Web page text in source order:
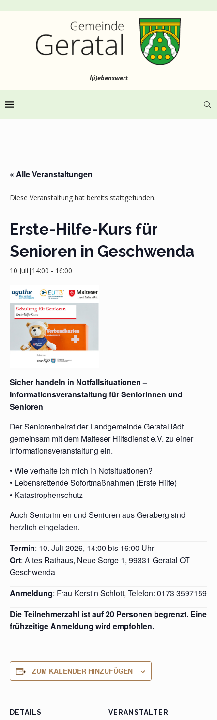
l(i)ebenswert
« Alle Veranstaltungen
Diese Veranstaltung hat bereits stattgefunden.
Erste-Hilfe-Kurs für
Senioren in Geschwenda
10 Juli|14:00 - 16:00
Sicher handeln in Notfallsituationen –
Informationsveranstaltung für Seniorinnen und
Senioren
Der Seniorenbeirat der Landgemeinde Geratal lädt
gemeinsam mit dem Malteser Hilfsdienst e.V. zu einer
Informationsveranstaltung ein.
• Wie verhalte ich mich in Notsituationen?
• Lebensrettende Sofortmaßnahmen (Erste Hilfe)
• Katastrophenschutz
Auch Seniorinnen und Senioren aus Geraberg sind
herzlich eingeladen.
Termin: 10. Juli 2026, 14:00 bis 16:00 Uhr
Ort: Altes Rathaus, Neue Sorge 1, 99331 Geratal OT
Geschwenda
Anmeldung: Frau Kerstin Schlott, Telefon: 0173 3597159
Die Teilnehmerzahl ist auf 20 Personen begrenzt. Eine
frühzeitige Anmeldung wird empfohlen.
ZUM KALENDER HINZUFÜGEN
DETAILS VERANSTALTER